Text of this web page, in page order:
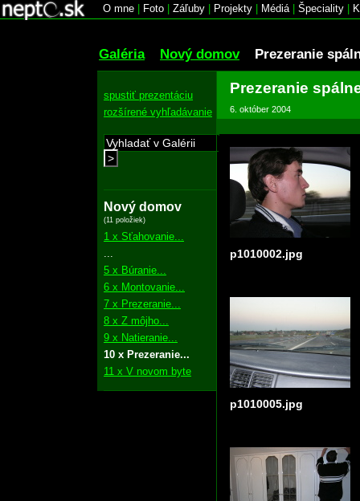
O mne Foto Záľuby Projekty Médiá| Špeciality
Galéria Nový domov Prezeranie
spustiť prezentáciu
rozšírené vyhľadávanie
>
Nový domov
(11 položiek)
1 x Sťahovanie...
5 x Búranie...
6 x Montovanie...
7 x Prezeranie...
8 x Z môjho...
9 x Natieranie...
10 x Prezeranie...
11 x V novom byte
Prezeranie
6. október 2004
p1010002.jpg
p1010005.jpg